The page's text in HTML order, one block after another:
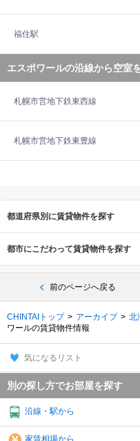
福住駅
エスポワールの沿線から空室
札幌市営地下鉄東西線
札幌市営地下鉄東豊線
都道府県別に賃貸物件を探す
都市にこだわって賃貸物件を探す
前のページへ戻る
CHINTAIトップ アーカイブ 北
ワールの賃貸物件情報
気になるリスト
別の探し方でお部屋を探す
沿線・駅から
家賃相場から